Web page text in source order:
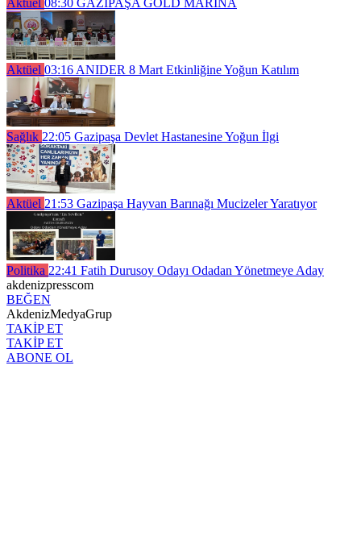
Aktüel 03:16 ANIDER 8 Mart Etkinliğine Yoğun Katılım
Sağlık 22:05 Gazipaşa Devlet Hastanesine Yoğun İlgi
Aktüel 21:53 Gazipaşa Hayvan Barınağı Mucizeler Yaratıyor
Politika 22:41 Fatih Durusoy Odayı Odadan Yönetmeye Aday
akdenizpresscom
BEĞEN
AkdenizMedyaGrup
TAKİP ET
TAKİP ET
ABONE OL